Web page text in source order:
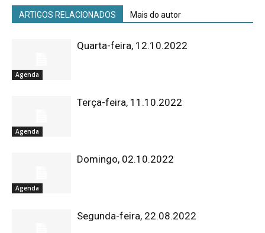
ARTIGOS RELACIONADOS Mais do autor
Agenda
Quarta-feira, 12.10.2022
Agenda
Terça-feira, 11.10.2022
Agenda
Domingo, 02.10.2022
Segunda-feira, 22.08.2022